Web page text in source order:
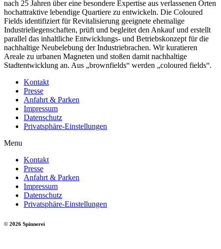
nach 25 Jahren über eine besondere Expertise aus verlassenen Orten
hochattraktive lebendige Quartiere zu entwickeln. Die Coloured
Fields identifiziert für Revitalisierung geeignete ehemalige
Industrieliegenschaften, prüft und begleitet den Ankauf und erstellt
parallel das inhaltliche Entwicklungs- und Betriebskonzept für die
nachhaltige Neubelebung der Industriebrachen. Wir kuratieren
Areale zu urbanen Magneten und stoßen damit nachhaltige
Stadtentwicklung an. Aus „brownfields“ werden „coloured fields“.
Kontakt
Presse
Anfahrt & Parken
Impressum
Datenschutz
Privatsphäre-Einstellungen
Menu
Kontakt
Presse
Anfahrt & Parken
Impressum
Datenschutz
Privatsphäre-Einstellungen
© 2026 Spinnerei